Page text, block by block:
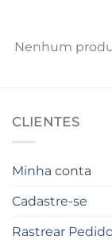
Nenhum
CLIENTES
Minha conta
Cadastre-se
Rastrear